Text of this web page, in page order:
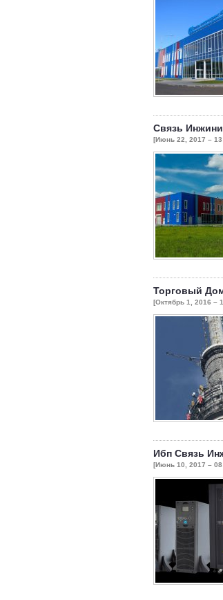
Связь
[Июнь 22, 2017 –
Торговый
[Октябрь 1, 2016 –
Ибп Связь
[Июнь 10, 2017 –